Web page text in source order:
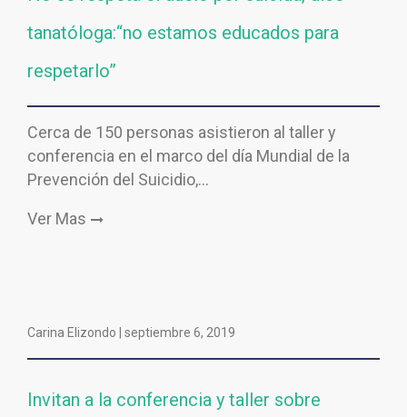
tanatóloga:“no estamos educados para
respetarlo”
Cerca de 150 personas asistieron al taller y
conferencia en el marco del día Mundial de la
Prevención del Suicidio,…
Ver Mas
Carina Elizondo | septiembre 6, 2019
Invitan a la conferencia y taller sobre